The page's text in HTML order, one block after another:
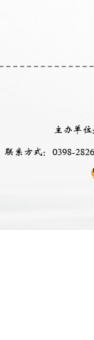
主办单
联系方式：0398-